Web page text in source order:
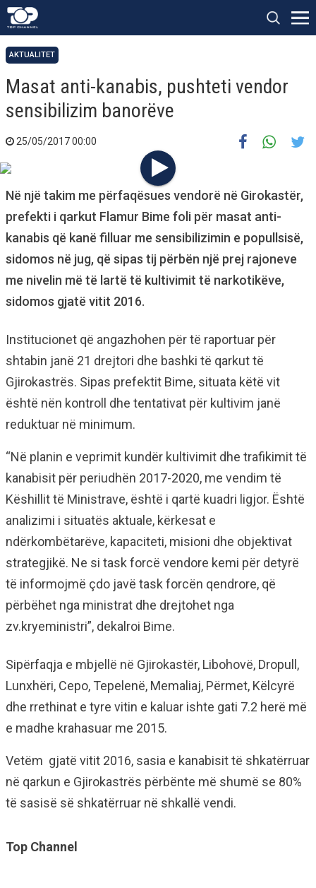
AKTUALITET
Masat anti-kanabis, pushteti vendor
sensibilizim banorëve
25/05/2017 00:00
Në një takim me përfaqësues vendorë në Girokastër,
prefekti i qarkut Flamur Bime foli për masat anti-
kanabis që kanë filluar me sensibilizimin e popullsisë,
sidomos në jug, që sipas tij përbën një prej rajoneve
me nivelin më të lartë të kultivimit të narkotikëve,
sidomos gjatë vitit 2016.
Institucionet që angazhohen për të raportuar për
shtabin janë 21 drejtori dhe bashki të qarkut të
Gjirokastrës. Sipas prefektit Bime, situata këtë vit
është nën kontroll dhe tentativat për kultivim janë
reduktuar në minimum.
“Në planin e veprimit kundër kultivimit dhe trafikimit të
kanabisit për periudhën 2017-2020, me vendim të
Këshillit të Ministrave, është i qartë kuadri ligjor. Është
analizimi i situatës aktuale, kërkesat e
ndërkombëtarëve, kapaciteti, misioni dhe objektivat
strategjikë. Ne si task forcë vendore kemi për detyrë
të informojmë çdo javë task forcën qendrore, që
përbëhet nga ministrat dhe drejtohet nga
zv.kryeministri”, dekalroi Bime.
Sipërfaqja e mbjellë në Gjirokastër, Libohovë, Dropull,
Lunxhëri, Cepo, Tepelenë, Memaliaj, Përmet, Këlcyrë
dhe rrethinat e tyre vitin e kaluar ishte gati 7.2 herë më
e madhe krahasuar me 2015.
Vetëm gjatë vitit 2016, sasia e kanabisit të shkatërruar
në qarkun e Gjirokastrës përbënte më shumë se 80%
të sasisë së shkatërruar në shkallë vendi.
Top Channel